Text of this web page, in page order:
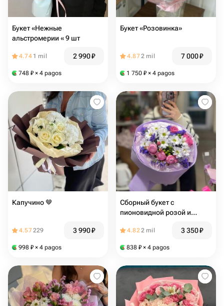
Букет «Нежные
альстромерии « 9 шт
4.74 1 mil 2 990₽
748 ₽ × 4 pagos
Букет «Розовинка»
4.872 mil 7 000₽
1 750 ₽ × 4 pagos
Капучино 🤎
4.57229 3 990₽
998 ₽ × 4 pagos
Сборный букет с
пионовидной розой и
4.822 mil 3 350₽
838 ₽ × 4 pagos